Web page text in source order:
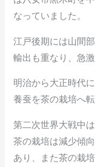
なっていました。
江戸後期には山間
輸出も重なり、急
明治から大正時代
養蚕を茶の栽培へ
第二次世界大戦中
茶の栽培は減少傾
あり、また茶の栽